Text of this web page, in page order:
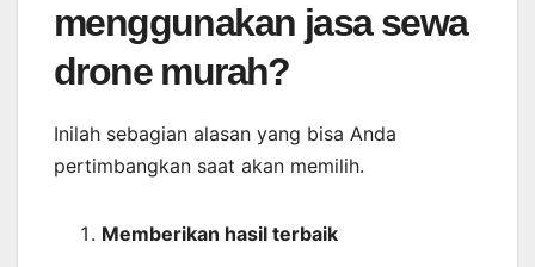
menggunakan jasa sewa
drone murah?
Inilah sebagian alasan yang bisa Anda
pertimbangkan saat akan memilih.
Memberikan hasil terbaik